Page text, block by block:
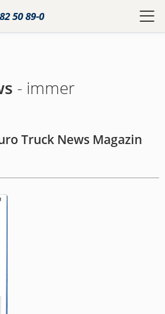
50 89-0
- immer
Truck News Magazin